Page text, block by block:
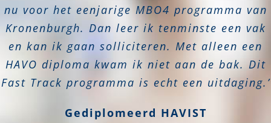
nu voor het eenjarige MBO4 programma van
Kronenburgh. Dan leer ik tenminste een vak
en kan ik gaan solliciteren. Met alleen een
HAVO diploma kwam ik niet aan de bak. Dit
Fast Track programma is echt een uitdaging.’
Gediplomeerd HAVIST